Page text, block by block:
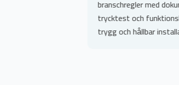
branschregler med
trycktest och
trygg och hållbar